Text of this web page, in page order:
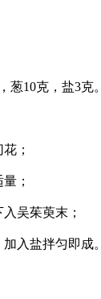
葱10克，盐3克。
；
；
吴茱萸末；
入盐拌匀即成。